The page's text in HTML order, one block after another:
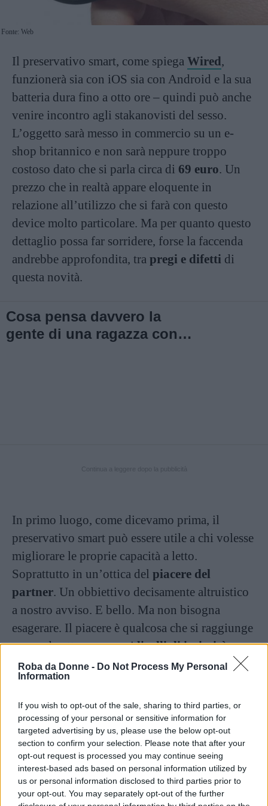
Roba da Donne - Do Not Process My Personal
Information
If you wish to opt-out of the sale, sharing to third parties, or
processing of your personal or sensitive information for
targeted advertising by us, please use the below opt-out
section to confirm your selection. Please note that after your
opt-out request is processed you may continue seeing
interest-based ads based on personal information utilized by
us or personal information disclosed to third parties prior to
your opt-out. You may separately opt-out of the further
Fonte: Web
Il preservativo smart, come spiega Wired,
funzionerà sia con iOS sia con Android e la sua
batteria dura fino a otto ore – quindi può anche
venire incontro agli stakanovisti del sesso.
L’oggetto sarà messo in commercio su un e-
shop britannico e non sarà neppure troppo
costoso dato che si parla circa di 69 euro. Un
prezzo che in realtà appare eloquente in
relazione all’utilizzo che si farà con questo
device molto particolare. Ma per quanto questo
dettaglio possa far sorridere, forse la faccenda
andrebbe approfondita, tra pregi e difetti di
questa novità.
Cosa pensa davvero la
gente di una ragazza con
In primo luogo, come dicevamo prima, il
preservativo smart può essere utile a chi volesse
migliorare le proprie capacità a letto.
Soprattutto in un’ottica del piacere del
partner. Un obbiettivo decisamente altruistico
a nostro avviso. E bello. Ma non bisogna
esagerare. Il piacere è qualcosa che si raggiunge
passando attraverso varilivelli di intimità,
conoscendo il proprio corpo e quello del
partner. Una statistica può aiutare ma
naturalmente non è la soluzione a tutto. È un
anello di gomma molto tecnologico, ma non è
una bacchetta magica. Inoltre, gli uomini più
sensibili potrebbero anche sviluppare una certa
ansia da prestazione, davvero
controproducente.